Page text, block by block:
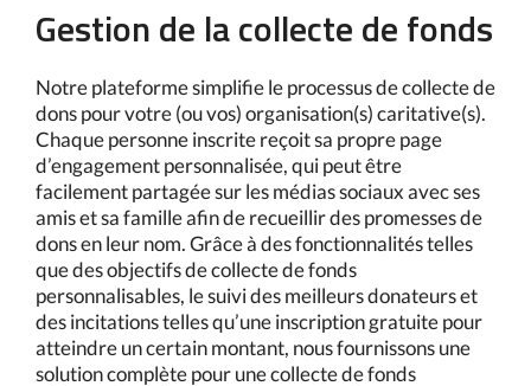
Gestion de la collecte de fonds
Notre plateforme simplifie le processus de collecte de
dons pour votre (ou vos) organisation(s) caritative(s).
Chaque personne inscrite reçoit sa propre page
d’engagement personnalisée, qui peut être
facilement partagée sur les médias sociaux avec ses
amis et sa famille afin de recueillir des promesses de
dons en leur nom. Grâce à des fonctionnalités telles
que des objectifs de collecte de fonds
personnalisables, le suivi des meilleurs donateurs et
des incitations telles qu’une inscription gratuite pour
atteindre un certain montant, nous fournissons une
solution complète pour une collecte de fonds